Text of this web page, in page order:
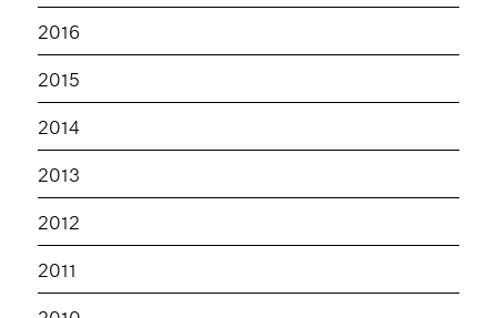
2016
2015
2014
2013
2012
2011